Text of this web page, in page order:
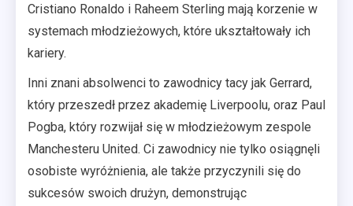
Cristiano Ronaldo i Raheem Sterling mają korzenie w
systemach młodzieżowych, które ukształtowały ich
kariery.
Inni znani absolwenci to zawodnicy tacy jak Gerrard,
który przeszedł przez akademię Liverpoolu, oraz Paul
Pogba, który rozwijał się w młodzieżowym zespole
Manchesteru United. Ci zawodnicy nie tylko osiągnęli
osobiste wyróżnienia, ale także przyczynili się do
sukcesów swoich drużyn, demonstrując